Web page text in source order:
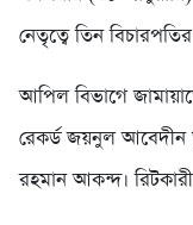
নেতৃত্বে তিন
আপিল বিভাগে
রেকর্ড জয়নুল আবেদীন
রহমান আকন্দ। রিটকারী